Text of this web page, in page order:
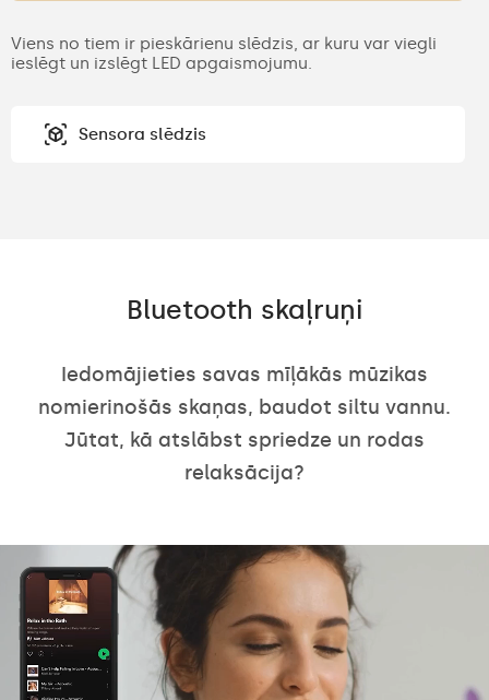
Viens no tiem ir pieskārienu slēdzis, ar kuru var viegli
ieslēgt un izslēgt LED apgaismojumu.
Sensora slēdzis
Bluetooth skaļruņi
Iedomājieties savas mīļākās mūzikas
nomierinošās skaņas, baudot siltu vannu.
Jūtat, kā atslābst spriedze un rodas
relaksācija?